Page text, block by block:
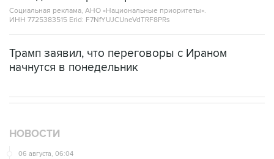
06 августа, 06:04
Моряки с затонувшего судна "Янина" получат выплаты